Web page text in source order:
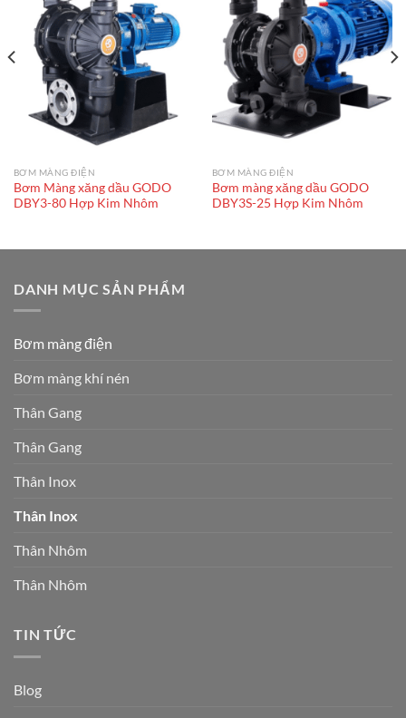
BƠM MÀNG ĐIỆN
Bơm Màng xăng dầu GODO
DBY3-80 Hợp Kim Nhôm
BƠM MÀNG ĐIỆN
Bơm màng xăng dầu GODO
DBY3S-25 Hợp Kim Nhôm
DANH MỤC SẢN PHẨM
Bơm màng điện
Bơm màng khí nén
Thân Gang
Thân Gang
Thân Inox
Thân Inox
Thân Nhôm
Thân Nhôm
TIN TỨC
Blog